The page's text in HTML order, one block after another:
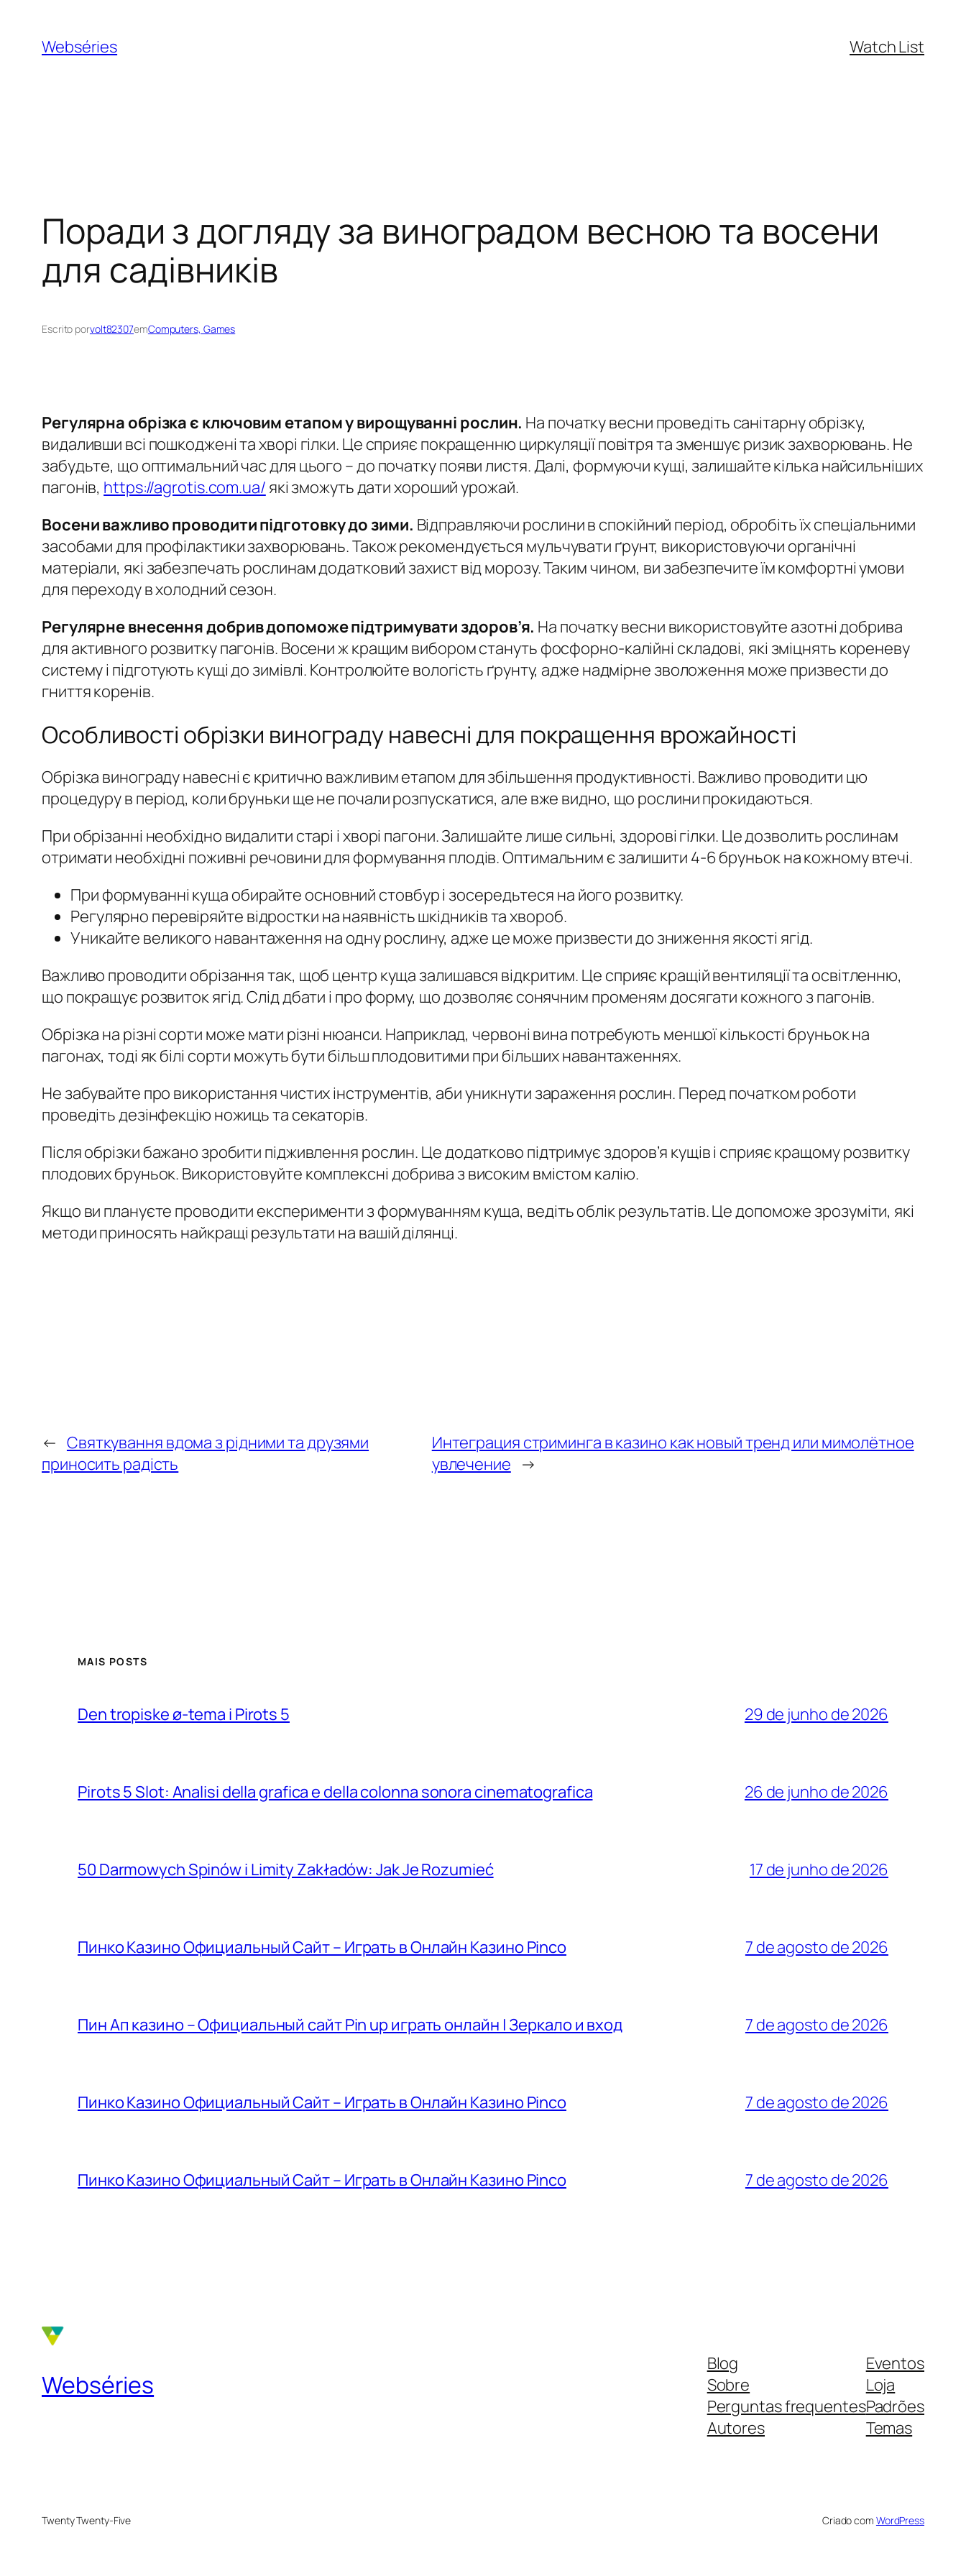
Webséries Watch List
Поради з догляду за виноградом весною та восени
для садівників
Escrito porvolt82307emComputers, Games
Регулярна обрізка є ключовим етапом у вирощуванні рослин. На початку весни проведіть санітарну обрізку,
видаливши всі пошкоджені та хворі гілки. Це сприяє покращенню циркуляції повітря та зменшує ризик захворювань. Не
забудьте, що оптимальний час для цього – до початку появи листя. Далі, формуючи кущі, залишайте кілька найсильніших
пагонів, https://agrotis.com.ua/ які зможуть дати хороший урожай.
Восени важливо проводити підготовку до зими. Відправляючи рослини в спокійний період, обробіть їх спеціальними
засобами для профілактики захворювань. Також рекомендується мульчувати ґрунт, використовуючи органічні
матеріали, які забезпечать рослинам додатковий захист від морозу. Таким чином, ви забезпечите їм комфортні умови
для переходу в холодний сезон.
Регулярне внесення добрив допоможе підтримувати здоров’я. На початку весни використовуйте азотні добрива
для активного розвитку пагонів. Восени ж кращим вибором стануть фосфорно-калійні складові, які зміцнять кореневу
систему і підготують кущі до зимівлі. Контролюйте вологість ґрунту, адже надмірне зволоження може призвести до
гниття коренів.
Особливості обрізки винограду навесні для покращення врожайності
Обрізка винограду навесні є критично важливим етапом для збільшення продуктивності. Важливо проводити цю
процедуру в період, коли бруньки ще не почали розпускатися, але вже видно, що рослини прокидаються.
При обрізанні необхідно видалити старі і хворі пагони. Залишайте лише сильні, здорові гілки. Це дозволить рослинам
отримати необхідні поживні речовини для формування плодів. Оптимальним є залишити 4-6 бруньок на кожному втечі.
При формуванні куща обирайте основний стовбур і зосередьтеся на його розвитку.
Регулярно перевіряйте відростки на наявність шкідників та хвороб.
Уникайте великого навантаження на одну рослину, адже це може призвести до зниження якості ягід.
Важливо проводити обрізання так, щоб центр куща залишався відкритим. Це сприяє кращій вентиляції та освітленню,
що покращує розвиток ягід. Слід дбати і про форму, що дозволяє сонячним променям досягати кожного з пагонів.
Обрізка на різні сорти може мати різні нюанси. Наприклад, червоні вина потребують меншої кількості бруньок на
пагонах, тоді як білі сорти можуть бути більш плодовитими при більших навантаженнях.
Не забувайте про використання чистих інструментів, аби уникнути зараження рослин. Перед початком роботи
проведіть дезінфекцію ножиць та секаторів.
Після обрізки бажано зробити підживлення рослин. Це додатково підтримує здоров’я кущів і сприяє кращому розвитку
плодових бруньок. Використовуйте комплексні добрива з високим вмістом калію.
Якщо ви плануєте проводити експерименти з формуванням куща, ведіть облік результатів. Це допоможе зрозуміти, які
методи приносять найкращі результати на вашій ділянці.
← Святкування вдома з рідними та друзями
приносить радість
Интеграция стриминга в казино как новый тренд или мимолётное
увлечение →
MAIS POSTS
Den tropiske ø-tema i Pirots 5 29 de junho de 2026
Pirots 5 Slot: Analisi della grafica e della colonna sonora cinematografica 26 de junho de 2026
50 Darmowych Spinów i Limity Zakładów: Jak Je Rozumieć 17 de junho de 2026
Пинко Казино Официальный Сайт – Играть в Онлайн Казино Pinco 7 de agosto de 2026
Пин Ап казино – Официальный сайт Pin up играть онлайн | Зеркало и вход 7 de agosto de 2026
Пинко Казино Официальный Сайт – Играть в Онлайн Казино Pinco 7 de agosto de 2026
Пинко Казино Официальный Сайт – Играть в Онлайн Казино Pinco 7 de agosto de 2026
Webséries
Blog
Sobre
Perguntas frequentes
Autores
Eventos
Loja
Padrões
Temas
Twenty Twenty-Five Criado com WordPress